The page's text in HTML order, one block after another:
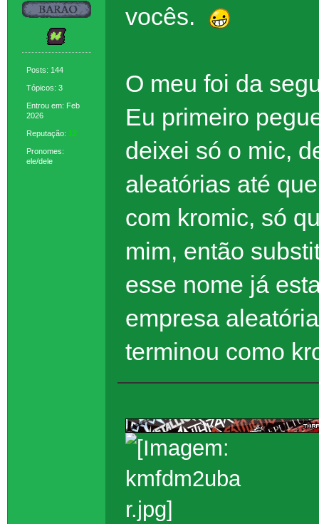
Posts: 144
Tópicos: 3
Entrou em: Feb
2026
Reputação: 12
Pronomes:
ele/dele
vocês.
O meu foi da
Eu primeiro
deixei só o mic,
aleatórias até
com kromic, só
mim, então
esse nome já
empresa
terminou como